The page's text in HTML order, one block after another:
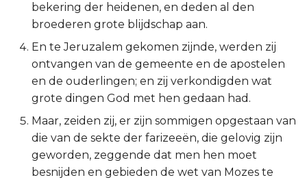
2 Samuël
1 Koningen
2 Koningen
1 Kronieken
2 Kronieken
bekering der heidenen, en deden al den
broederen grote blijdschap aan.
En te Jeruzalem gekomen zijnde, werden zij
ontvangen van de gemeente en de apostelen
en de ouderlingen; en zij verkondigden wat
grote dingen God met hen gedaan had.
Maar, zeiden zij, er zijn sommigen opgestaan van
die van de sekte der farizeeën, die gelovig zijn
geworden, zeggende dat men hen moet
besnijden en gebieden de wet van Mozes te